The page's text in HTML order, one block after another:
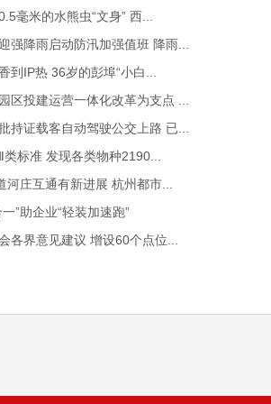
毫米的水熊虫“文身” 西...
强降雨启动防汛加强值班 降雨...
到IP热 36岁的彭埠“小白...
区投建运营一体化改革为支点 ...
持证载客自动驾驶公交上路 已...
类标准 发现各类物种2190...
河庄互通有新进展 杭州都市...
”助企业“轻装加速跑”
各界意见建议 增设60个点位...